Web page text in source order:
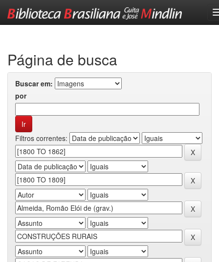
Página de busca
Buscar em:
por
Filtros correntes: